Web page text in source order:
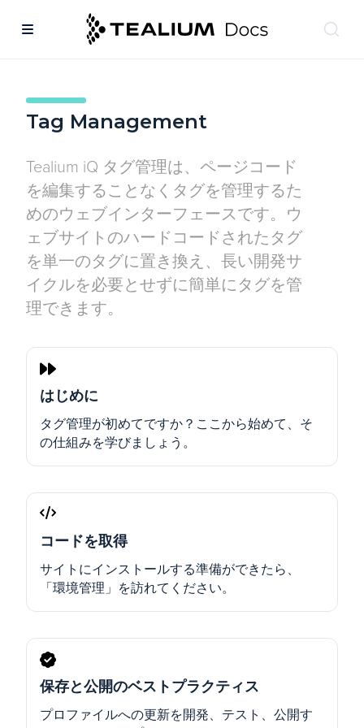
Tag Management
Tealium iQ タグ管理は、ページコード
を編集することなくタグを管理するた
めのウェブインターフェースです。ウ
ェブサイトのハードコードされたタグ
を単一のタグに置き換え、長い開発サ
イクルを必要とせずに簡単にタグを管
理できます。
はじめに
タグ管理が初めてですか？ここから始めて、そ
の仕組みを学びましょう。
コードを取得
サイトにインストールする準備ができたら、
「環境管理」を訪れてください。
保存と公開のベストプラクティス
プロファイルへの更新を開発、テスト、公開す